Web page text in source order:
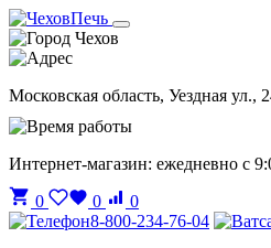
Чехов
Московская область, Уездная ул.,
Интернет-магазин: ежедневно с
0
0
0
8-800-234-76-04